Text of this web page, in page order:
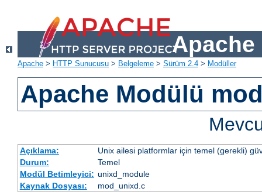
Apache
Apache > HTTP Sunucusu > Belgeleme > Sürüm 2.4 > Modüller
Apache Modülü
Açıklama:
Unix ailesi platformlar için temel (gerekli)
Durum:
Temel
Modül Betimleyici: unixd_module
Kaynak Dosyası:
mod_unixd.c